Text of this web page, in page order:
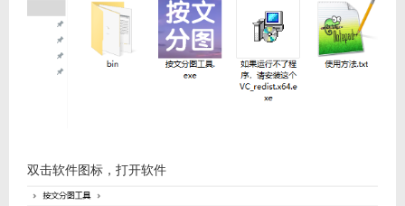
双击软件图标，打开软件